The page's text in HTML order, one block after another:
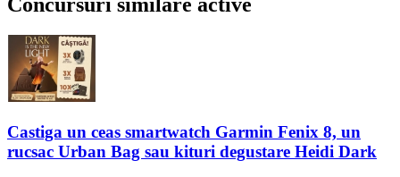
Concursuri similare active
Castiga un ceas smartwatch Garmin Fenix 8, un
rucsac Urban Bag sau kituri degustare Heidi Dark